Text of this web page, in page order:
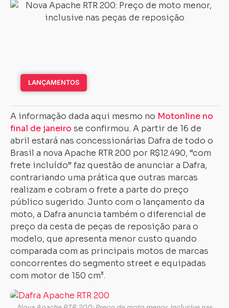
LANÇAMENTOS
A informação dada aqui mesmo no Motonline no
final de janeiro se confirmou. A partir de 16 de
abril estará nas concessionárias Dafra de todo o
Brasil a nova Apache RTR 200 por R$12.490, “com
frete incluído” faz questão de anunciar a Dafra,
contrariando uma prática que outras marcas
realizam e cobram o frete a parte do preço
público sugerido. Junto com o lançamento da
moto, a Dafra anuncia também o diferencial de
preço da cesta de peças de reposição para o
modelo, que apresenta menor custo quando
comparada com as principais motos de marcas
concorrentes do segmento street e equipadas
com motor de 150 cm³.